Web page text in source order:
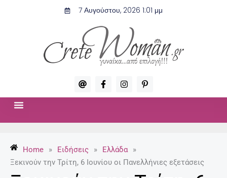
7 Αυγούστου, 2026 1:01 μμ
A
t
F
a
c
-
f
I
n
s
P
i
n
p
Home » Ειδήσεις » Ελλάδα
»
Ξεκινούν την Τρίτη, 6 Ιουνίου οι Πανελλήνιες εξετάσεις